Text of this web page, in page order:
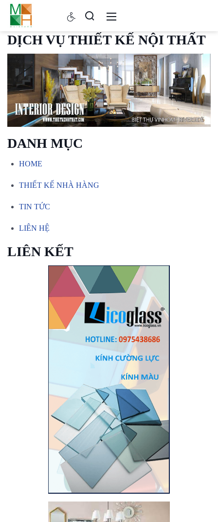
DỊCH VỤ THIẾT KẾ NỘI
THẤT
DANH MỤC
HOME
THIẾT KẾ NHÀ HÀNG
TIN TỨC
LIÊN HỆ
LIÊN KẾT